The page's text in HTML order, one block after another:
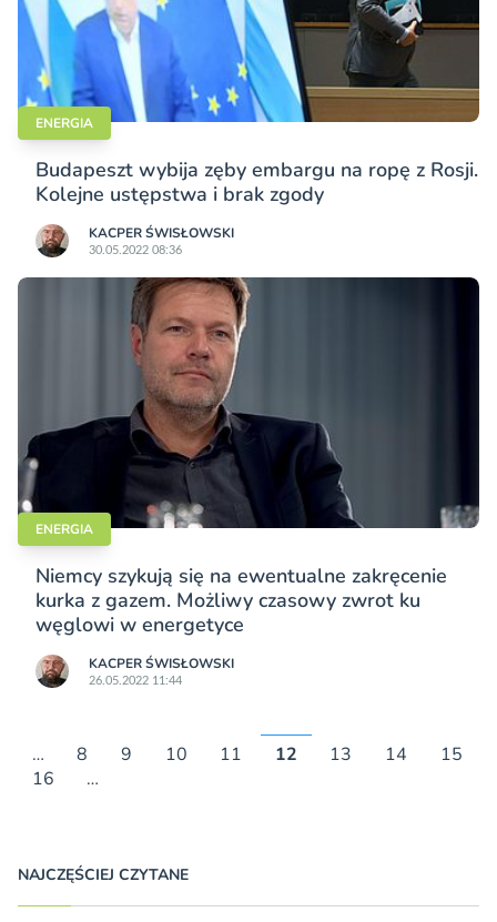
ENERGIA
Budapeszt wybija zęby embargu na ropę z Rosji.
Kolejne ustępstwa i brak zgody
KACPER ŚWISŁO­WSKI
30.05.2022 08:36
ENERGIA
Niemcy szykują się na ewentualne zakręcenie
kurka z gazem. Możliwy czasowy zwrot ku
węglowi w energetyce
KACPER ŚWISŁO­WSKI
26.05.2022 11:44
… 8 9 10 11 12 13 14
15
16
…
NAJCZĘŚCIEJ CZYTANE